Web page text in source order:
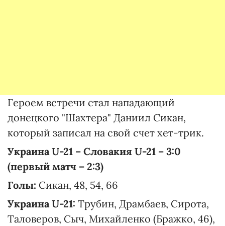
Героем встречи стал нападающий
донецкого "Шахтера" Даниил Сикан,
который записал на свой счет хет-трик.
Украина U-21 – Словакия U-21 – 3:0
(первый матч – 2:3)
Голы: Сикан, 48, 54, 66
Украина U-21: Трубин, Драмбаев, Сирота,
Таловеров, Сыч, Михайленко (Бражко, 46),